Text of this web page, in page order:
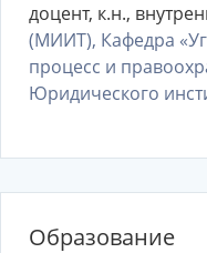
доцент, к.н.,
(МИИТ), Кафедра
процесс и
Юридического
Образование